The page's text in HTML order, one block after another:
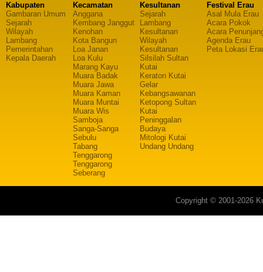
Kabupaten
Gambaran Umum
Sejarah
Wilayah
Lambang
Pemerintahan
Kepala Daerah
Kecamatan
Anggana
Kembang Janggut
Kenohan
Kota Bangun
Loa Janan
Loa Kulu
Marang Kayu
Muara Badak
Muara Jawa
Muara Kaman
Muara Muntai
Muara Wis
Samboja
Sanga-Sanga
Sebulu
Tabang
Tenggarong
Tenggarong
Seberang
Kesultanan
Sejarah
Lambang
Kesultanan
Wilayah
Kesultanan
Silsilah Sultan
Kutai
Keraton Kutai
Gelar
Kebangsawanan
Ketopong Sultan
Kutai
Peninggalan
Budaya
Mitologi Kutai
Undang Undang
Festival Erau
Asal Mula Erau
Acara Pokok
Acara
Agenda Erau
Peta Lokasi
Copyright © 2001-2026